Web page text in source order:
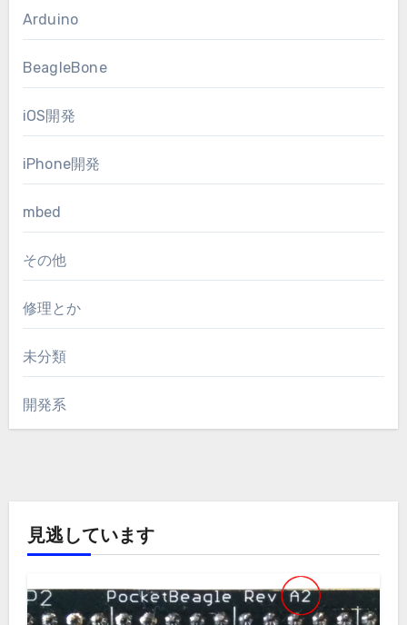
Arduino
BeagleBone
iOS開発
iPhone開発
mbed
その他
修理とか
未分類
開発系
見逃しています